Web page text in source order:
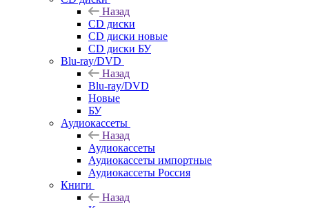
Назад
CD диски
CD диски новые
CD диски БУ
Blu-ray/DVD
Назад
Blu-ray/DVD
Новые
БУ
Аудиокассеты
Назад
Аудиокассеты
Аудиокассеты импортные
Аудиокассеты Россия
Книги
Назад